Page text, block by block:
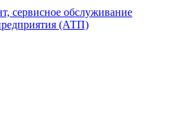
сервисное обслуживание
(АТП)